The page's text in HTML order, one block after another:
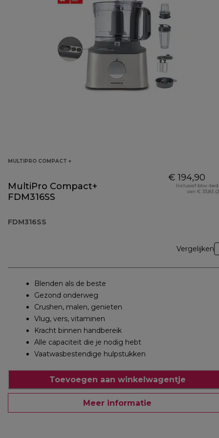
MULTIPRO COMPACT +
MultiPro Compact+
FDM316SS
FDM316SS
€ 194,90
Inclusief btw-
van € 33,83
Vergelijken
Blenden als de beste
Gezond onderweg
Crushen, malen, genieten
Vlug, vers, vitaminen
Kracht binnen handbereik
Alle capaciteit die je nodig hebt
Vaatwasbestendige hulpstukken
Toevoegen aan winkelwagentje
Meer informatie